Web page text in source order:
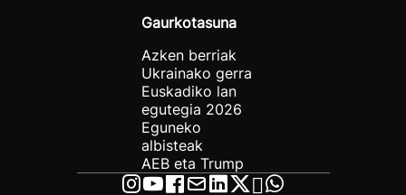
Gaurkotasuna
Azken berriak
Ukrainako gerra
Euskadiko lan
egutegia 2026
Eguneko
albisteak
AEB eta Trump